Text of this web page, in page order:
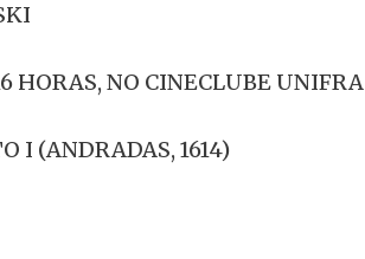
HORAS, NO CINECLUBE UNIFRA
I (ANDRADAS, 1614)